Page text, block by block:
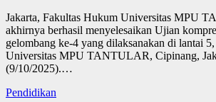
Jakarta, Fakultas Hukum Universitas MPU
akhirnya berhasil menyelesaikan Ujian
gelombang ke-4 yang dilaksanakan di lantai
Universitas MPU TANTULAR, Cipinang,
(9/10/2025).…
Pendidikan